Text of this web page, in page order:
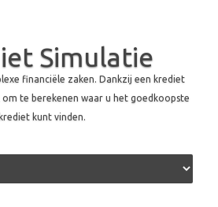
Simulatie
financiële zaken. Dankzij een krediet
te berekenen waar u het goedkoopste
krediet kunt vinden.